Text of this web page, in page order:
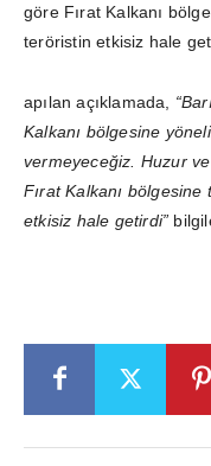
göre Fırat Kalkanı
teröristin etkisiz hale
apılan açıklamada,
Kalkanı bölgesine
vermeyeceğiz. Huzur ve
Fırat Kalkanı bölgesine
etkisiz hale getirdi”